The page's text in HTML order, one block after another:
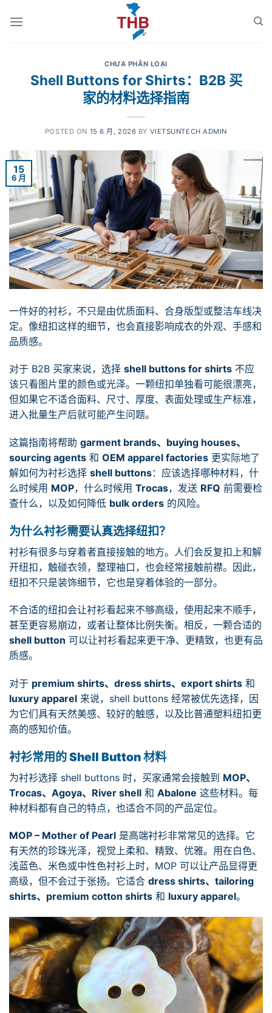
CHƯA PHÂN LOẠI
Shell Buttons for Shirts：B2B 买
家的材料选择指南
POSTED ON 15 6 月, 2026 BY VIETSUNTECH ADMIN
15
6 月
一件好的衬衫，不只是由优质面料、合身版型或整洁车线决
定。像纽扣这样的细节，也会直接影响成衣的外观、手感和
品质感。
对于 B2B 买家来说，选择 shell buttons for shirts 不应
该只看图片里的颜色或光泽。一颗纽扣单独看可能很漂亮，
但如果它不适合面料、尺寸、厚度、表面处理或生产标准，
进入批量生产后就可能产生问题。
这篇指南将帮助 garment brands、buying houses、
sourcing agents 和 OEM apparel factories 更实际地了
解如何为衬衫选择 shell buttons：应该选择哪种材料，什
么时候用 MOP，什么时候用 Trocas，发送 RFQ 前需要检
查什么，以及如何降低 bulk orders 的风险。
为什么衬衫需要认真选择纽扣？
衬衫有很多与穿着者直接接触的地方。人们会反复扣上和解
开纽扣，触碰衣领，整理袖口，也会经常接触前襟。因此，
纽扣不只是装饰细节，它也是穿着体验的一部分。
不合适的纽扣会让衬衫看起来不够高级，使用起来不顺手，
甚至更容易崩边，或者让整体比例失衡。相反，一颗合适的
shell button 可以让衬衫看起来更干净、更精致，也更有品
质感。
对于 premium shirts、dress shirts、export shirts 和
luxury apparel 来说，shell buttons 经常被优先选择，因
为它们具有天然美感、较好的触感，以及比普通塑料纽扣更
高的感知价值。
衬衫常用的 Shell Button 材料
为衬衫选择 shell buttons 时，买家通常会接触到 MOP、
Trocas、Agoya、River shell 和 Abalone 这些材料。每
种材料都有自己的特点，也适合不同的产品定位。
MOP – Mother of Pearl 是高端衬衫非常常见的选择。它
有天然的珍珠光泽，视觉上柔和、精致、优雅。用在白色、
浅蓝色、米色或中性色衬衫上时，MOP 可以让产品显得更
高级，但不会过于张扬。它适合 dress shirts、tailoring
shirts、premium cotton shirts 和 luxury apparel。